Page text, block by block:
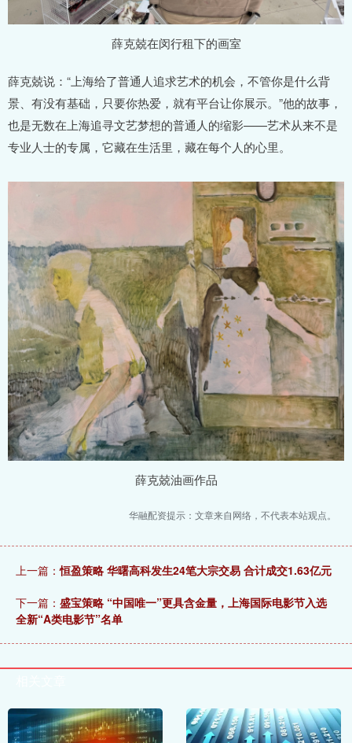
薛克兢在闵行租下的画室
薛克兢说：“上海给了普通人追求艺术的机会，不管你是什么背
景、有没有基础，只要你热爱，就有平台让你展示。”他的故事，
也是无数在上海追寻文艺梦想的普通人的缩影——艺术从来不是
专业人士的专属，它藏在生活里，藏在每个人的心里。
薛克兢油画作品
华融配资提示：文章来自网络，不代表本站观点。
上一篇：恒盈策略 华曙高科发生24笔大宗交易 合计成交1.63亿元
下一篇： 盛宝策略 “中国唯一”更具含金量，上海国际电影节入选
全新“A类电影节”名单